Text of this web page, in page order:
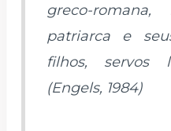
greco-
patriarca e
filhos, servos
(Engels, 1984)